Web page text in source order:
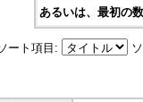
あるいは、最初の
ート項目: